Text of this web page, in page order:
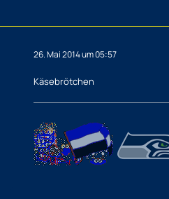
26. Mai 2014 um 05:57
Käsebrötchen